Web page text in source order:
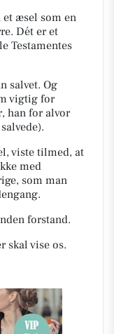
et æsel som en
Dét er et
Testamentes
salvet. Og
vigtig for
han for alvor
viste tilmed, at
med
som man
forstand.
skal vise os.